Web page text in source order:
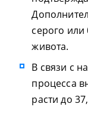
серого или
живота.
В связи с
процесса
расти до